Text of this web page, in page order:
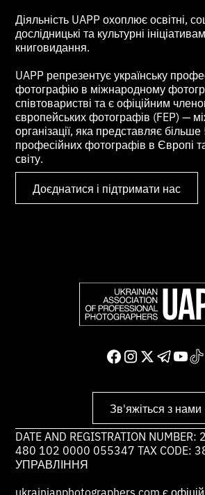
Діяльність UAPP охоплює освітні,
дослідницькі та культурні
книговидання.
UAPP репрезентує українську
фотографію в міжнародному
співтоваристві та є офіційним
європейських фотографів (FEP) —
організації, яка представляє
професійних фотографів в Європі
світу.
Доєднатися і підтримати нас
Зв'яжіться з нами
DATE AND REGISTRATION
480 102 0000 055347 TAX CODE:
УПРАВЛІННЯ
ukrainianphotographers.com є